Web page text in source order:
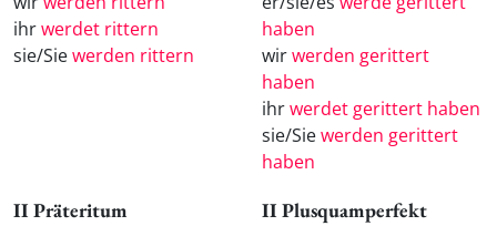
ihrwerdet rittern
sie/Siewerden rittern
haben
wirwerden gerittert
haben
ihrwerdet gerittert haben
sie/Siewerden gerittert
haben
II Präteritum II Plusquamperfekt